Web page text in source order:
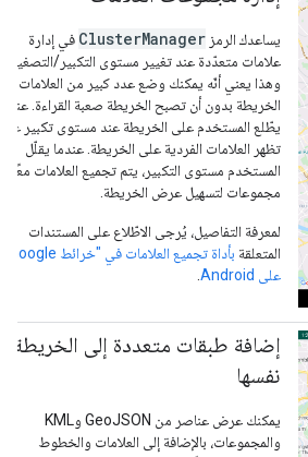
يساعدك الرمزClusterManagerفي إدارة
علامات متعدّدة عند تغيير مستوى التكبير/التصغير.
وهذا يعني أنّه يمكنك وضع عدد كبير من العلامات على
الخريطة بدون أن تصبح الخريطة صعبة القراءة. عندما
يطّلع المستخدم على الخريطة عند مستوى تكبير عالٍ،
تظهر العلامات الفردية على الخريطة. عندما يقلّل
المستخدم مستوى التكبير، يتم تجميع العلامات معًا في
مجموعات لتسهيل عرض الخريطة.
لمعرفة التفاصيل، يُرجى الاطّلاع على المستندات
المتعلقة
بأداة تجميع العلامات في "خرائط Google"
على Android
.
إضافة طبقات متعددة إلى الخريطة
نفسها
يمكنك عرض عناصر من GeoJSON وKML
والمجموعات، بالإضافة إلى العلامات والخطوط